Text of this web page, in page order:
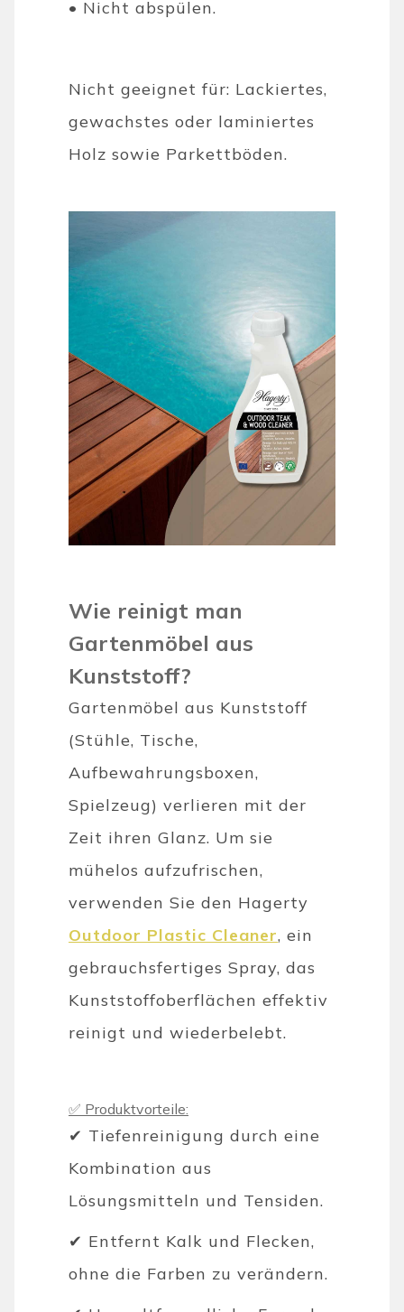
• Nicht abspülen.
Nicht geeignet für: Lackiertes,
gewachstes oder laminiertes
Holz sowie Parkettböden.
Wie reinigt man
Gartenmöbel aus
Kunststoff?
Gartenmöbel aus Kunststoff
(Stühle, Tische,
Aufbewahrungsboxen,
Spielzeug) verlieren mit der
Zeit ihren Glanz. Um sie
mühelos aufzufrischen,
verwenden Sie den Hagerty
Outdoor Plastic Cleaner, ein
gebrauchsfertiges Spray, das
Kunststoffoberflächen effektiv
reinigt und wiederbelebt.
✅ Produktvorteile:
✔ Tiefenreinigung durch eine
Kombination aus
Lösungsmitteln und Tensiden.
✔ Entfernt Kalk und Flecken,
ohne die Farben zu verändern.